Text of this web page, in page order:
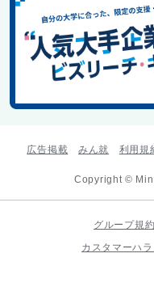
広告掲載 みん就 利用規
Copyright ©
グループ規約
カスタマーハ